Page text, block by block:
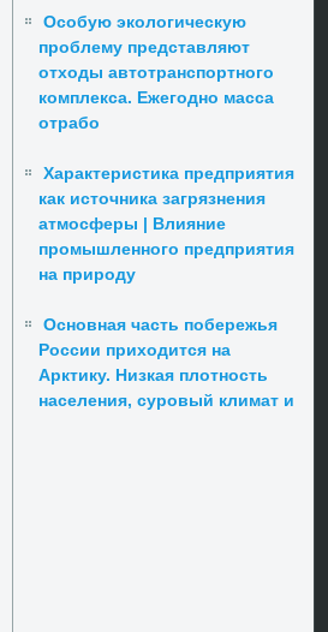
Особую экологическую
проблему представляют
отходы автотранспортного
комплекса. Ежегодно масса
отрабо
Характеристика предприятия
как источника загрязнения
атмосферы | Влияние
промышленного предприятия
на природу
Основная часть побережья
России приходится на
Арктику. Низкая плотность
населения, суровый климат и